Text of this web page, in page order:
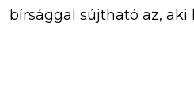
bírsággal sújtható az, aki